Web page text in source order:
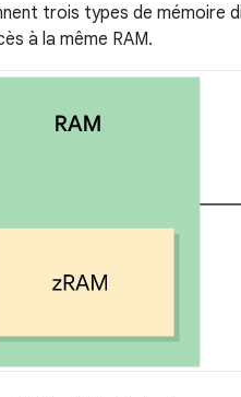
trois types de mémoire
à la même RAM.